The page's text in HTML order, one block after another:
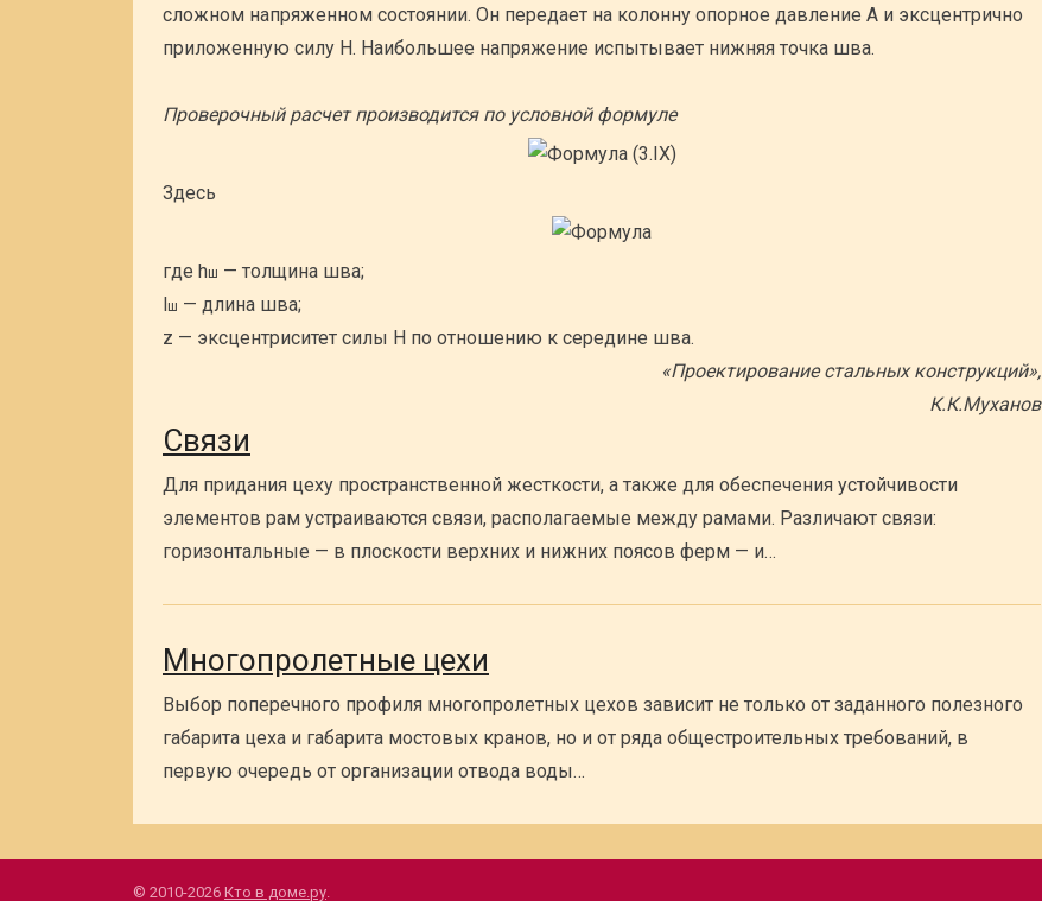
сложном напряженном состоянии. Он передает на колонну опорное давление А и эксцентрично
приложенную силу H. Наибольшее напряжение испытывает нижняя точка шва.
Проверочный расчет производится по условной формуле
Здесь
где hш — толщина шва;
lш — длина шва;
z — эксцентриситет силы Н по отношению к середине шва.
«Проектирование стальных конструкций»,
К.К.Муханов
Связи
Для придания цеху пространственной жесткости, а также для обеспечения устойчивости
элементов рам устраиваются связи, располагаемые между рамами. Различают связи:
горизонтальные — в плоскости верхних и нижних поясов ферм — и…
Многопролетные цехи
Выбор поперечного профиля многопролетных цехов зависит не только от заданного полезного
габарита цеха и габарита мостовых кранов, но и от ряда общестроительных требований, в
первую очередь от организации отвода воды…
© 2010-2026 Кто в доме.ру.